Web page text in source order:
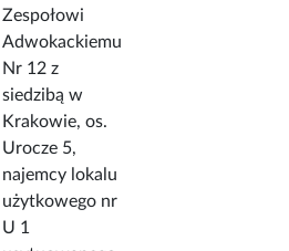
Zespołowi
Adwokackiemu
Nr 12 z
siedzibą w
Krakowie, os.
Urocze 5,
najemcy lokalu
użytkowego nr
U 1